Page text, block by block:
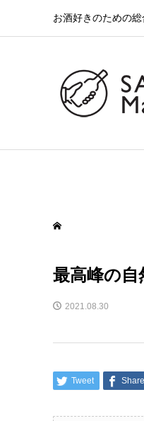
お酒好きのための
最高峰の
2021.08.30
Tweet Share